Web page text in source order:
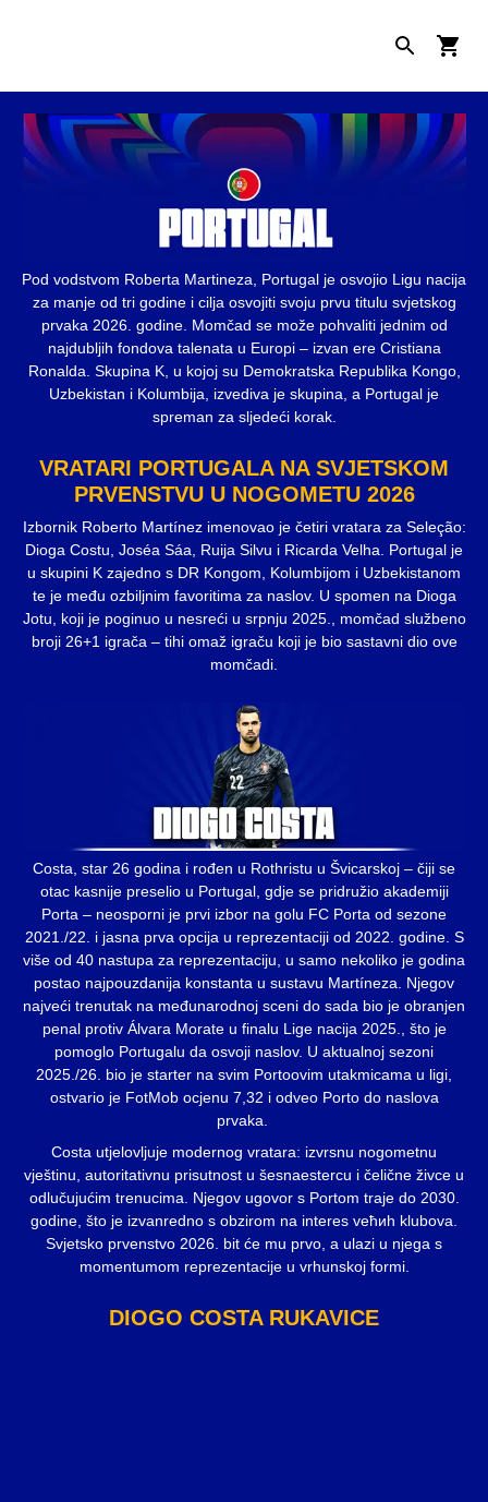
Pod vodstvom Roberta Martineza, Portugal je osvojio Ligu nacija
za manje od tri godine i cilja osvojiti svoju prvu titulu svjetskog
prvaka 2026. godine. Momčad se može pohvaliti jednim od
najdubljih fondova talenata u Europi – izvan ere Cristiana
Ronalda. Skupina K, u kojoj su Demokratska Republika Kongo,
Uzbekistan i Kolumbija, izvediva je skupina, a Portugal je
spreman za sljedeći korak.
VRATARI PORTUGALA NA SVJETSKOM
PRVENSTVU U NOGOMETU 2026
Izbornik Roberto Martínez imenovao je četiri vratara za Seleção:
Dioga Costu, Joséa Sáa, Ruija Silvu i Ricarda Velha. Portugal je
u skupini K zajedno s DR Kongom, Kolumbijom i Uzbekistanom
te je među ozbiljnim favoritima za naslov. U spomen na Dioga
Jotu, koji je poginuo u nesreći u srpnju 2025., momčad službeno
broji 26+1 igrača – tihi omaž igraču koji je bio sastavni dio ove
momčadi.
Costa, star 26 godina i rođen u Rothristu u Švicarskoj – čiji se
otac kasnije preselio u Portugal, gdje se pridružio akademiji
Porta – neosporni je prvi izbor na golu FC Porta od sezone
2021./22. i jasna prva opcija u reprezentaciji od 2022. godine. S
više od 40 nastupa za reprezentaciju, u samo nekoliko je godina
postao najpouzdanija konstanta u sustavu Martíneza. Njegov
najveći trenutak na međunarodnoj sceni do sada bio je obranjen
penal protiv Álvara Morate u finalu Lige nacija 2025., što je
pomoglo Portugalu da osvoji naslov. U aktualnoj sezoni
2025./26. bio je starter na svim Portoovim utakmicama u ligi,
ostvario je FotMob ocjenu 7,32 i odveo Porto do naslova
prvaka.
Costa utjelovljuje modernog vratara: izvrsnu nogometnu
vještinu, autoritativnu prisutnost u šesnaestercu i čelične živce u
odlučujućim trenucima. Njegov ugovor s Portom traje do 2030.
godine, što je izvanredno s obzirom na interes veћиh klubova.
Svjetsko prvenstvo 2026. bit će mu prvo, a ulazi u njega s
momentumom reprezentacije u vrhunskoj formi.
DIOGO COSTA RUKAVICE